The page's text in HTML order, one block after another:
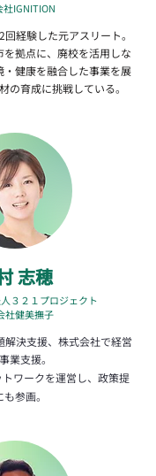
社IGNITION
経験した元アスリート。
拠点に、廃校を活用しな
健康を融合した事業を展
の育成に挑戦している。
志穂
３２１プロジェクト
社健美撫子
解決支援、株式会社で経営
業支援。
ワークを運営し、政策提
参画。